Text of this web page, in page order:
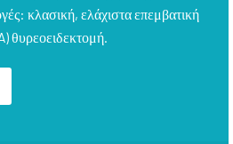
κλασική, ελάχιστα επεμβατική
θυρεοειδεκτομή.